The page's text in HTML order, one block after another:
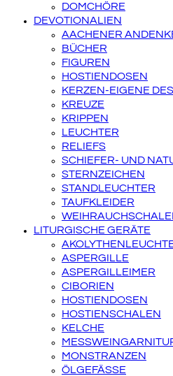
DOMCHÖRE
DEVOTIONALIEN
AACHENER
BÜCHER
FIGUREN
HOSTIENDOSEN
KERZEN-EIGENE
KREUZE
KRIPPEN
LEUCHTER
RELIEFS
SCHIEFER- UND
STERNZEICHEN
STANDLEUCHTER
TAUFKLEIDER
LITURGISCHE GERÄTE
ASPERGILLE
ASPERGILLEIMER
CIBORIEN
HOSTIENDOSEN
HOSTIENSCHALEN
KELCHE
MONSTRANZEN
ÖLGEFÄSSE